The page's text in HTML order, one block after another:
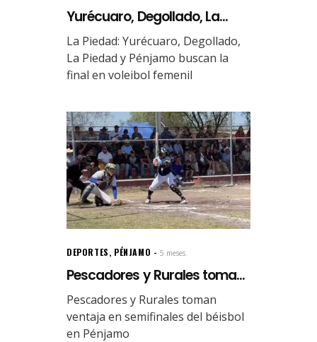
Yurécuaro, Degollado, La...
La Piedad: Yurécuaro, Degollado,
La Piedad y Pénjamo buscan la
final en voleibol femenil
DEPORTES, PÉNJAMO 5 meses.
Pescadores y Rurales toma...
Pescadores y Rurales toman
ventaja en semifinales del béisbol
en Pénjamo